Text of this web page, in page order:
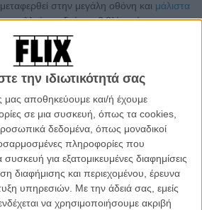
την ιδιωτικότητά σας
μας αποθηκεύουμε και/ή έχουμε
σε μια συσκευή, όπως τα cookies,
δεδομένα, όπως μοναδικοί
πληροφορίες που
για εξατομικευμένες διαφημίσεις
διαφήμισης και περιεχομένου, έρευνα
υπηρεσιών. Με την άδειά σας, εμείς
να χρησιμοποιήσουμε ακριβή
στην μεγάλη οθόνη και μάλιστα
, πολλοί οπαδοί του βιβλίου είχαν
το τελικό αποτέλεσμα. Όμως με την
της ταινίας την Τετάρτη που μας
να δείτε εδώ, όλα αυτά εξαφανίστηκαν.
τα πιο τρομαχτικά πράγματα που έχουμε
κλόουν Pennywise να δείχνει αρκετά
τον λόγο που ο Κινγκ είχε δώσει την
Κι όχι μόνο αυτό, αλλά το τρέιλερ ήδη
στο ίντερνετ.
πιο τρομακτικό από το τρέιλερ του